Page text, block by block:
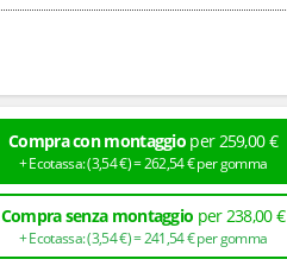
Compra con montaggio per 259,00 €
+ Ecotassa: (3,54€ ) =262,54€per gomma
Compra senza montaggio per 238,00 €
+ Ecotassa: (3,54€ ) =241,54€per gomma